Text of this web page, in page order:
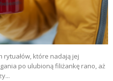
rytuałów, które nadają jej
po ulubioną filiżankę rano, aż